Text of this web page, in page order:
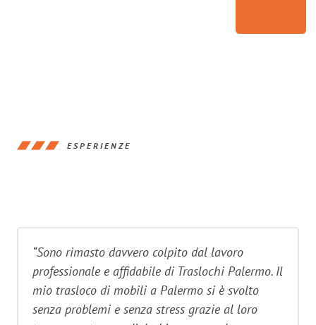
ESPERIENZE
“Sono rimasto davvero colpito dal lavoro
professionale e affidabile di Traslochi Palermo. Il
mio trasloco di mobili a Palermo si è svolto
senza problemi e senza stress grazie al loro